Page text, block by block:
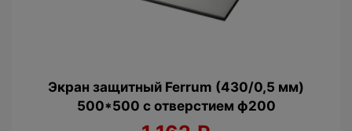
Экран защитный Ferrum (430/0,5 мм)
500*500 с отверстием ф200